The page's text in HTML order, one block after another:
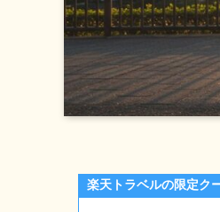
楽天トラベルの限定ク